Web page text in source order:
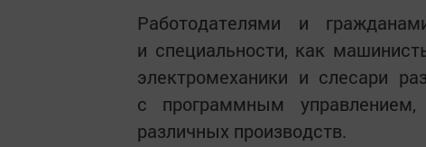
Работодателями и
и специальности, как
электромеханики и слесари
с программным
различных производств.